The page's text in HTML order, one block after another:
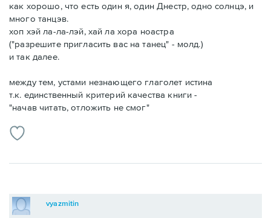
как хорошо, что есть один я, один Днестр, одно солнцэ, и
много танцэв.
хоп хэй ла-ла-лэй, хай ла хора ноастра
("разрешите пригласить вас на танец" - молд.)
и так далее.
между тем, устами незнающего глаголет истина
т.к. единственный критерий качества книги -
"начав читать, отложить не смог"
vyazmitin